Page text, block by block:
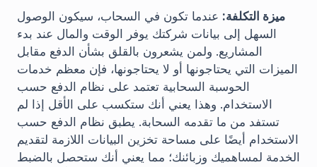
ميزة التكلفة: عندما تكون في السحاب، سيكون الوصول
السهل إلى بيانات شركتك يوفر الوقت والمال عند بدء
المشاريع. ولمن يشعرون بالقلق بشأن الدفع مقابل
الميزات التي يحتاجونها أو لا يحتاجونها، فإن معظم خدمات
الحوسبة السحابية تعتمد على نظام الدفع حسب
الاستخدام. وهذا يعني أنك ستكسب على الأقل إذا لم
تستفد من ما تقدمه السحابة. يطبق نظام الدفع حسب
الاستخدام أيضًا على مساحة تخزين البيانات اللازمة لتقديم
الخدمة لمساهميك وزبائنك؛ مما يعني أنك ستحصل بالضبط